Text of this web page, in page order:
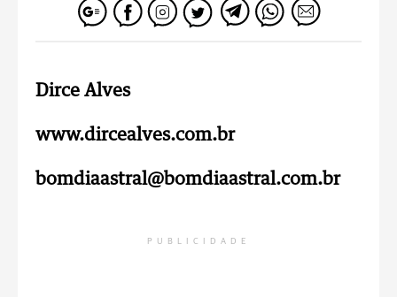
Dirce Alves
www.dircealves.com.br
bomdiaastral@bomdiaastral.com.br
PUBLICIDADE